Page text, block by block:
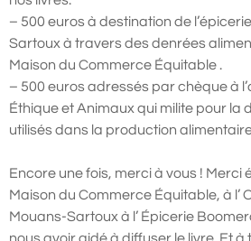
– 500 euros à destination de
Sartoux à travers des denrées
Maison du Commerce Équitable .
– 500 euros adressés par chèque à
Éthique et Animaux qui milite pour la
utilisés dans la production
Encore une fois, merci à vous ! Merci
Maison du Commerce Équitable, à l’
Mouans-Sartoux à l’ Épicerie